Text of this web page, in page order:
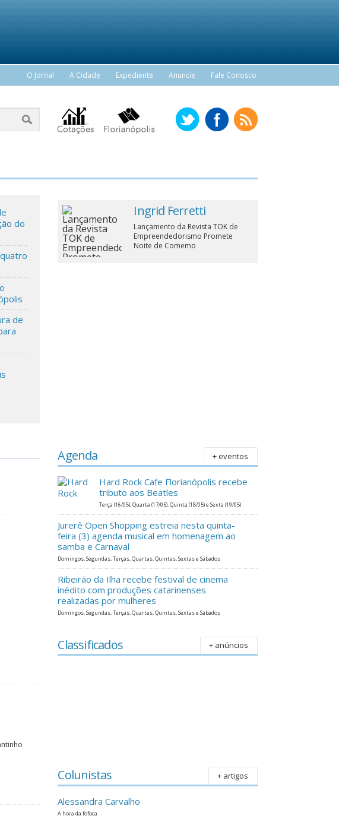
O Jornal A Cidade Expediente Anuncie Fale Conosco
do
de
Ingrid Ferretti
Lançamento da Revista TOK de
Empreendedorismo Promete
Noite de Comemo
Agenda + eventos
Hard Rock Cafe Florianópolis recebe
tributo aos Beatles
Terça (16/05), Quarta (17/05), Quinta (18/05) e Sexta (19/05)
Jurerê Open Shopping estreia nesta quinta-
feira (3) agenda musical em homenagem ao
samba e Carnaval
Domingos, Segundas, Terças, Quartas, Quintas, Sextas e Sábados
Ribeirão da Ilha recebe festival de cinema
inédito com produções catarinenses
realizadas por mulheres
Domingos, Segundas, Terças, Quartas, Quintas, Sextas e Sábados
Classificados + anúncios
Colunistas + artigos
Alessandra Carvalho
A hora da fofoca